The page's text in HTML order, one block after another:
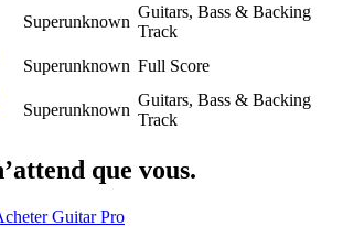
Superunknown
Guitars, Bass & Backing
Track
Superunknown Full Score
Superunknown
Guitars, Bass & Backing
Track
que vous.
Guitar Pro